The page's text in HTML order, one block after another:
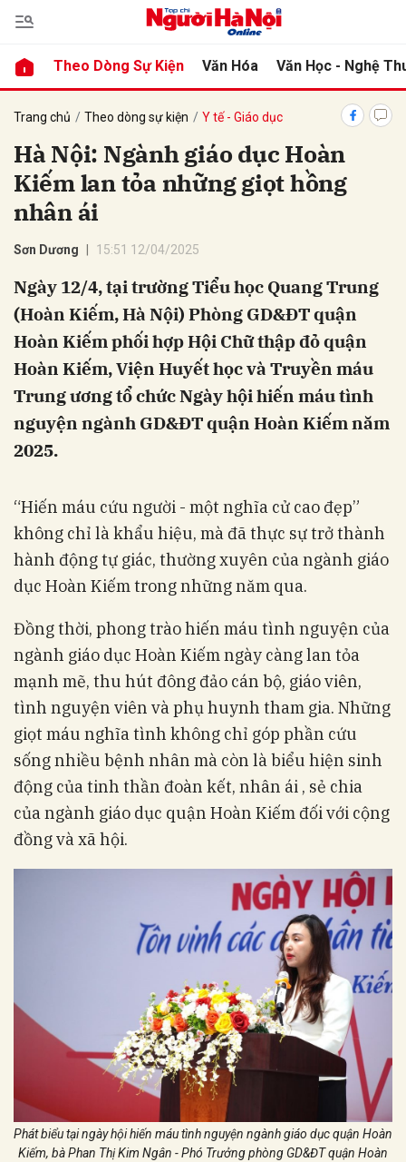
Theo Dòng Sự Kiện Văn Hóa Văn Học - Nghệ
Trang chủ Theo dòng sự kiện Y tế - Giáo dục
Hà Nội: Ngành giáo dục Hoàn
Kiếm lan tỏa những giọt hồng
nhân ái
Sơn Dương 15:51 12/04/2025
Ngày 12/4, tại trường Tiểu học Quang Trung
(Hoàn Kiếm, Hà Nội) Phòng GD&ĐT quận
Hoàn Kiếm phối hợp Hội Chữ thập đỏ quận
Hoàn Kiếm, Viện Huyết học và Truyền máu
Trung ương tổ chức Ngày hội hiến máu tình
nguyện ngành GD&ĐT quận Hoàn Kiếm năm
2025.
“Hiến máu cứu người - một nghĩa cử cao đẹp”
không chỉ là khẩu hiệu, mà đã thực sự trở thành
hành động tự giác, thường xuyên của ngành giáo
dục Hoàn Kiếm trong những năm qua.
Đồng thời, phong trào hiến máu tình nguyện của
ngành giáo dục Hoàn Kiếm ngày càng lan tỏa
mạnh mẽ, thu hút đông đảo cán bộ, giáo viên,
tình nguyện viên và phụ huynh tham gia. Những
giọt máu nghĩa tình không chỉ góp phần cứu
sống nhiều bệnh nhân mà còn là biểu hiện sinh
động của tinh thần đoàn kết, nhân ái , sẻ chia
của ngành giáo dục quận Hoàn Kiếm đối với cộng
đồng và xã hội.
Phát biểu tại ngày hội hiến máu tình nguyện ngành giáo dục quận Hoàn
Kiếm, bà Phan Thị Kim Ngân - Phó Trưởng phòng GD&ĐT quận Hoàn
luận